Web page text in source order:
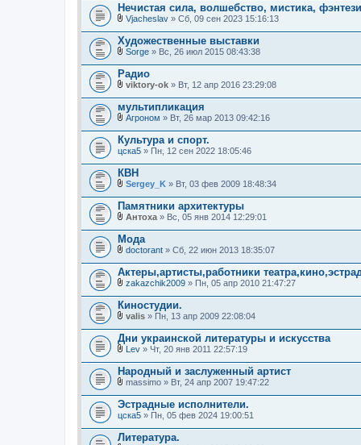
н
и
л
о
ж
е
н
и
Нечистая сила, волшебство, мистика,
л
о
ж
е
н
и
Vjacheslav » Сб, 09 сен 2023 15:16:13
Художественные выставки
л
о
ж
е
н
и
Sorge » Вс, 26 июл 2015 08:43:38
Радио
л
о
ж
е
н
и
viktory-ok » Вт, 12 апр 2016 23:29:08
мультипликация
л
о
ж
е
н
и
Агроном » Вт, 26 мар 2013 09:42:16
Культура и спорт.
цска5 » Пн, 12 сен 2022 18:05:46
КВН
л
о
ж
е
н
и
Sergey_K » Вт, 03 фев 2009 18:48:34
Памятники архитектуры
л
о
ж
е
н
и
Антоха » Вс, 05 янв 2014 12:29:01
Мода
о
ж
е
н
и
doctorant » Сб, 22 июн 2013 18:35:07
Актеры,артисты,работники
л
о
ж
е
н
и
zakazchik2009 » Пн, 05 апр 2010 21:47:27
Киностудии.
л
о
ж
е
н
и
valis » Пн, 13 апр 2009 22:08:04
Дни украинской литературы и искусства
л
о
ж
е
н
и
Lev » Чт, 20 янв 2011 22:57:19
Народный и заслуженный артист
л
о
ж
е
н
massimo » Вт, 24 апр 2007 19:47:22
Эстрадные исполнители.
цска5 » Пн, 05 фев 2024 19:00:51
Литература.